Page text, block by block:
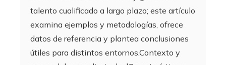
talento cualificado a largo plazo; este artículo
examina ejemplos y metodologías, ofrece
datos de referencia y plantea conclusiones
útiles para distintos entornos.Contexto y